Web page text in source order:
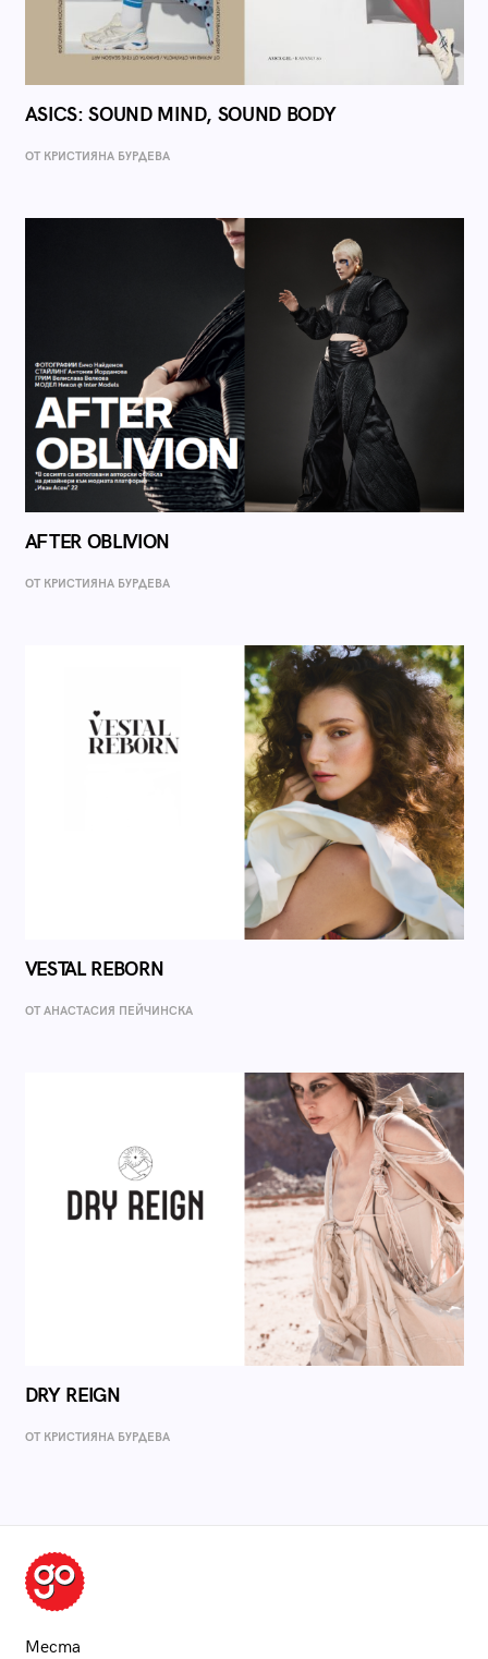
ASICS: SOUND MIND, SOUND BODY
ОТ КРИСТИЯНА БУРДЕВА
AFTER OBLIVION
ОТ КРИСТИЯНА БУРДЕВА
VESTAL REBORN
ОТ AНАСТАСИЯ ПЕЙЧИНСКА
DRY REIGN
ОТ КРИСТИЯНА БУРДЕВА
Места